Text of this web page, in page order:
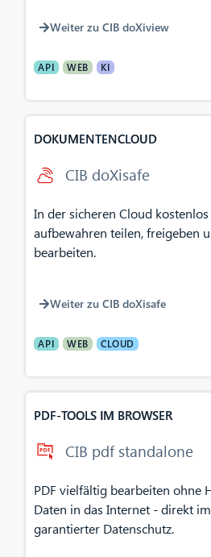
Weiter zu CIB doXiview
API WEB KI
DOKUMENTENCLOUD
CIB doXisafe
In der sicheren Cloud
aufbewahren teilen, freigeben
bearbeiten.
Weiter zu CIB doXisafe
API WEB CLOUD
PDF-TOOLS IM BROWSER
CIB pdf standalone
PDF vielfältig bearbeiten ohne
Daten in das Internet - direkt
garantierter Datenschutz.